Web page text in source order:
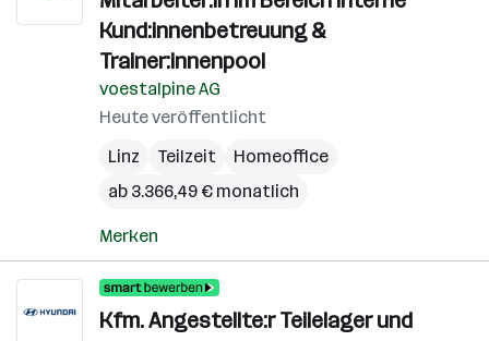
Kund:innenbetreuung &
Trainer:innenpool
voestalpine AG
Heute veröffentlicht
Linz
Teilzeit
Homeoffice
ab 3.366,49 € monatlich
Merken
Kfm. Angestellte:r Teilelager und